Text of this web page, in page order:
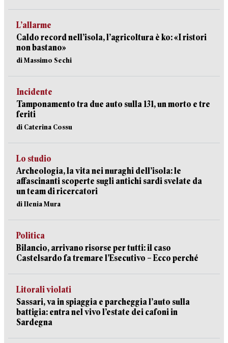
L’allarme
Caldo record nell’isola, l’agricoltura è ko: «I ristori
non bastano»
di Massimo Sechi
Incidente
Tamponamento tra due auto sulla 131, un morto e tre
feriti
di Caterina Cossu
Lo studio
Archeologia, la vita nei nuraghi dell’isola: le
affascinanti scoperte sugli antichi sardi svelate da
un team di ricercatori
di Ilenia Mura
Politica
Bilancio, arrivano risorse per tutti: il caso
Castelsardo fa tremare l’Esecutivo – Ecco perché
Litorali violati
Sassari, va in spiaggia e parcheggia l’auto sulla
battigia: entra nel vivo l’estate dei cafoni in
Sardegna